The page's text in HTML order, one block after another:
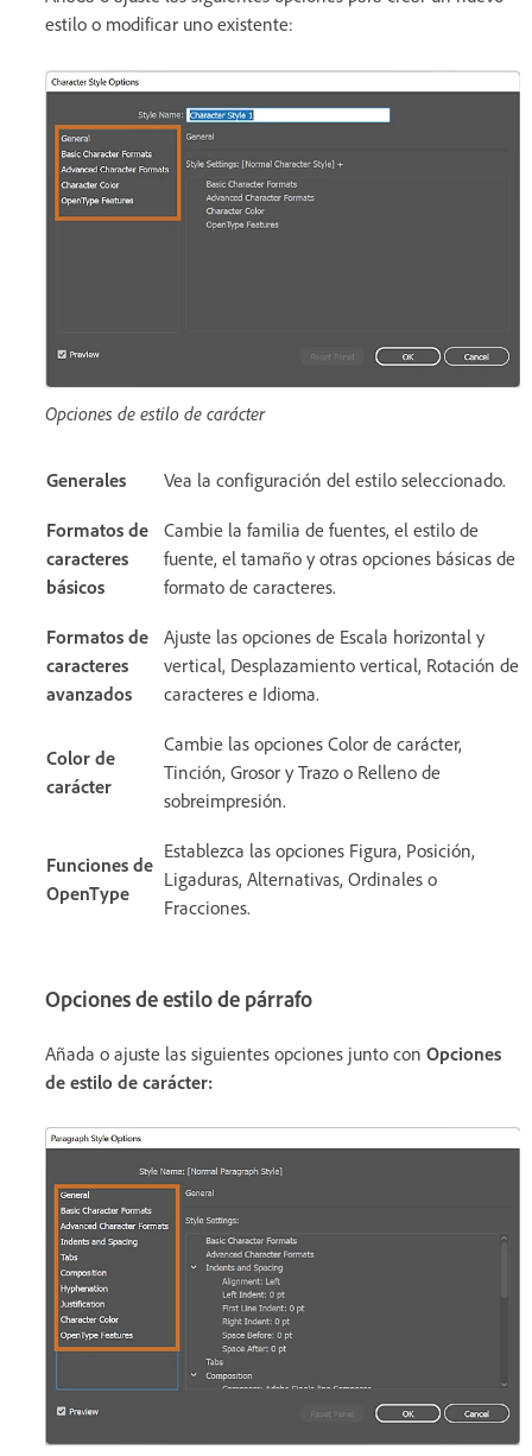
estilo o modificar uno existente:
Opciones de estilo de carácter
Generales Vea la configuración del estilo seleccionado.
Formatos de
caracteres
básicos
Cambie la familia de fuentes, el estilo de
fuente, el tamaño y otras opciones básicas de
formato de caracteres.
Formatos de
caracteres
avanzados
Ajuste las opciones de Escala horizontal y
vertical, Desplazamiento vertical, Rotación de
caracteres e Idioma.
Color de
carácter
Cambie las opciones Color de carácter,
Tinción, Grosor y Trazo o Relleno de
sobreimpresión.
Funciones de
OpenType
Establezca las opciones Figura, Posición,
Ligaduras, Alternativas, Ordinales o
Fracciones.
Opciones de estilo de párrafo
Añada o ajuste las siguientes opciones junto con Opciones
de estilo de carácter: